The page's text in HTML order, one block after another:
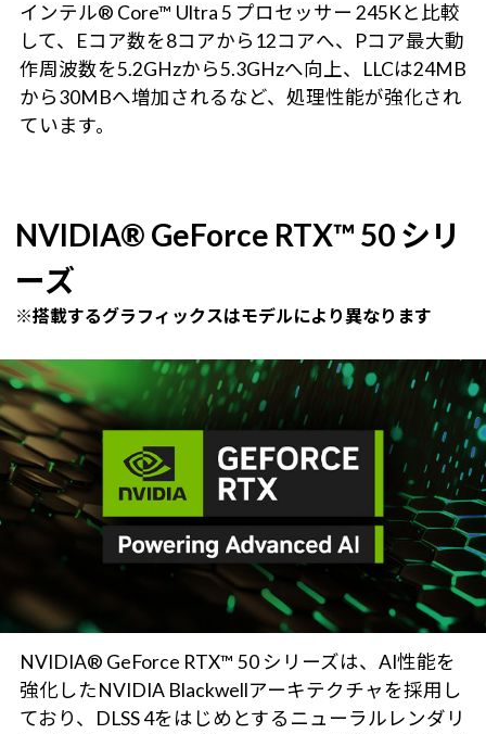
インテル® Core™ Ultra 5 プロセッサー 245Kと比較
して、Eコア数を8コアから12コアへ、Pコア最大動
作周波数を5.2GHzから5.3GHzへ向上、LLCは24MB
から30MBへ増加されるなど、処理性能が強化され
ています。
NVIDIA® GeForce RTX™ 50 シリ
ーズ
※搭載するグラフィックスはモデルにより異なります
NVIDIA® GeForce RTX™ 50 シリーズは、AI性能を
強化したNVIDIA Blackwellアーキテクチャを採用し
ており、DLSS 4をはじめとするニューラルレンダリ